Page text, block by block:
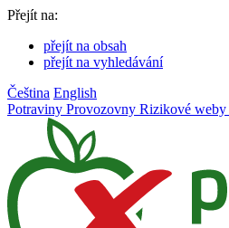
Přejít na:
přejít na obsah
přejít na vyhledávání
Čeština English
Potraviny Provozovny Rizikové weby